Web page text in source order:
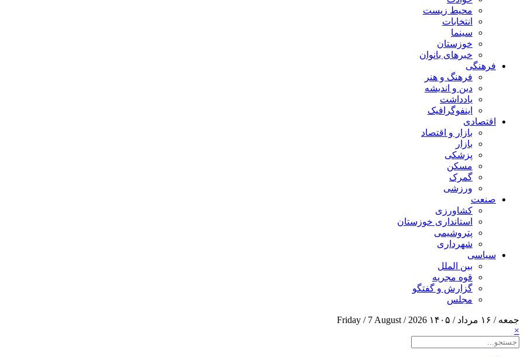
محیط زیست
انتخابات
سینما
خوزستان
خبرهای بانوان
فرهنگی
فرهنگ و هنر
دین و اندیشه
یادداشت
اینفوگرافیک
اقتصادی
بازار و اقتصاد
بازار
پزشکی
مسکن
گمرک
ورزشی
صنعت
کشاورزی
استانداری خوزستان
پتروشیمی
شهرداری
سیاسی
بین الملل
قوه مجریه
گزارش و گفتگو
مجلس
جمعه / ۱۶ مرداد / ۱۴۰۵
Friday / 7 August / 2026
×